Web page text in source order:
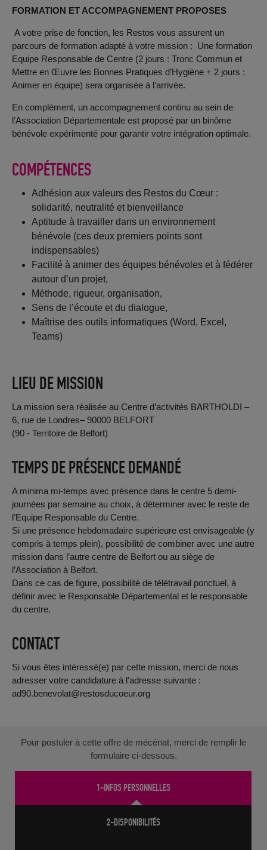
FORMATION ET ACCOMPAGNEMENT PROPOSES
A votre prise de fonction, les Restos vous assurent un
parcours de formation adapté à votre mission : Une formation
Equipe Responsable de Centre (2 jours : Tronc Commun et
Mettre en Œuvre les Bonnes Pratiques d’Hygiène + 2 jours :
Animer en équipe) sera organisée à l’arrivée.
En complément, un accompagnement continu au sein de
l’Association Départementale est proposé par un binôme
bénévole expérimenté pour garantir votre intégration optimale.
COMPÉTENCES
Adhésion aux valeurs des Restos du Cœur :
solidarité, neutralité et bienveillance
Aptitude à travailler dans un environnement
bénévole (ces deux premiers points sont
indispensables)
Facilité à animer des équipes bénévoles et à fédérer
autour d’un projet,
Méthode, rigueur, organisation,
Sens de l’écoute et du dialogue,
Maîtrise des outils informatiques (Word, Excel,
Teams)
LIEU DE MISSION
La mission sera réalisée au Centre d’activités BARTHOLDI –
6, rue de Londres– 90000 BELFORT
(90 - Territoire de Belfort)
TEMPS DE PRÉSENCE DEMANDÉ
A minima mi-temps avec présence dans le centre 5 demi-
journées par semaine au choix, à déterminer avec le reste de
l’Equipe Responsable du Centre.
Si une présence hebdomadaire supérieure est envisageable (y
compris à temps plein), possibilité de combiner avec une autre
mission dans l’autre centre de Belfort ou au siège de
l’Association à Belfort.
Dans ce cas de figure, possibilité de télétravail ponctuel, à
définir avec le Responsable Départemental et le responsable
du centre.
CONTACT
Si vous êtes intéressé(e) par cette mission, merci de nous
adresser votre candidature à l’adresse suivante :
ad90.benevolat@restosducoeur.org
Pour postuler à cette offre de mécénat, merci de remplir le
formulaire ci-dessous.
1-INFOS PERSONNELLES
2-DISPONIBILITÉS